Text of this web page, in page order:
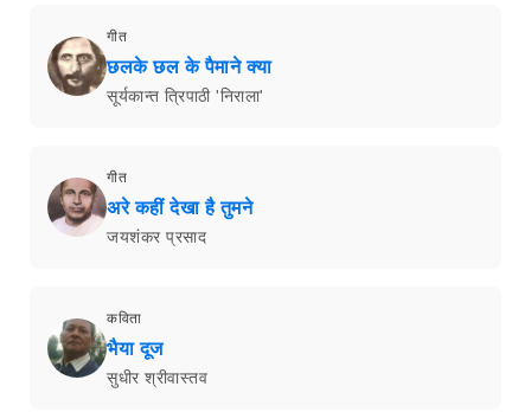
गीत
छलके छल के पैमाने क्या
सूर्यकान्त त्रिपाठी 'निराला'
गीत
अरे कहीं देखा है तुमने
जयशंकर प्रसाद
कविता
भैया दूज
सुधीर श्रीवास्तव